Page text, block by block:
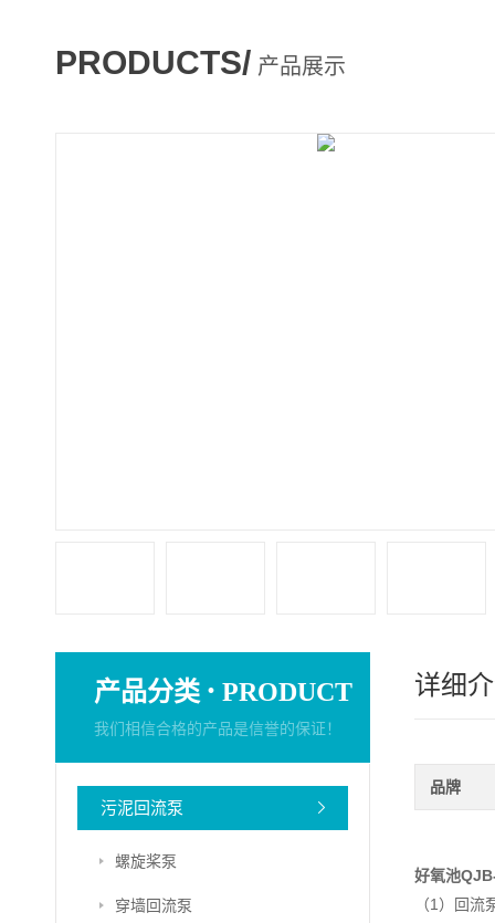
PRODUCTS/ 产品展示
产品分类 · PRODUCT
我们相信合格的产品是信誉的保证！
污泥回流泵
螺旋桨泵
穿墙回流泵
详细
品牌
好氧池
（1）回